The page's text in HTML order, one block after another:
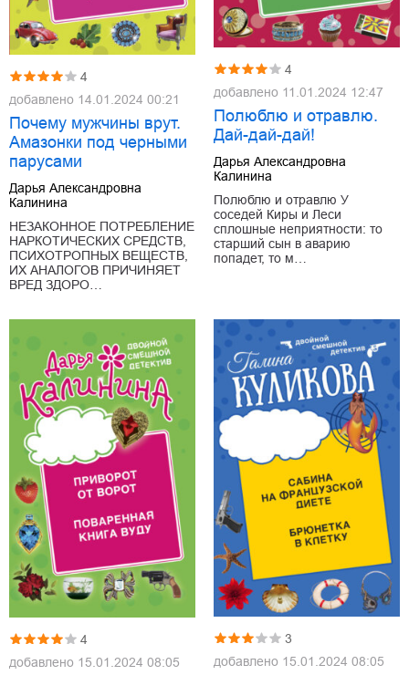
4
добавлено 14.01.2024 00:21
Почему мужчины врут.
Амазонки под черными
парусами
Дарья Александровна
Калинина
НЕЗАКОННОЕ ПОТРЕБЛЕНИЕ
НАРКОТИЧЕСКИХ СРЕДСТВ,
ПСИХОТРОПНЫХ ВЕЩЕСТВ,
ИХ АНАЛОГОВ ПРИЧИНЯЕТ
ВРЕД ЗДОРО…
4
добавлено 11.01.2024 12:47
Полюблю и отравлю.
Дай-дай-дай!
Дарья Александровна
Калинина
Полюблю и отравлю У
соседей Киры и Леси
сплошные неприятности: то
старший сын в аварию
попадет, то м…
4
добавлено 15.01.2024 08:05
3
добавлено 15.01.2024 08:05